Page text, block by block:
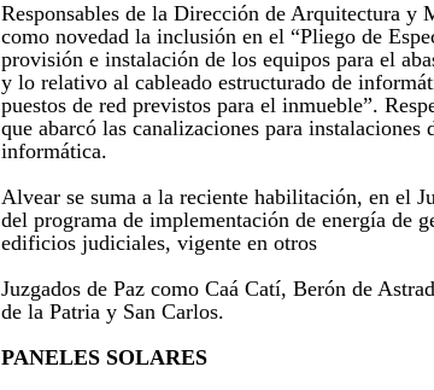
Responsables de la Dirección de Arquitectura y
como novedad la inclusión en el “Pliego de
provisión e instalación de los equipos para el
y lo relativo al cableado estructurado de
puestos de red previstos para el inmueble”.
que abarcó las canalizaciones para instalaciones
informática.
Alvear se suma a la reciente habilitación, en el
del programa de implementación de energía de
edificios judiciales, vigente en otros
Juzgados de Paz como Caá Catí, Berón de
de la Patria y San Carlos.
PANELES SOLARES